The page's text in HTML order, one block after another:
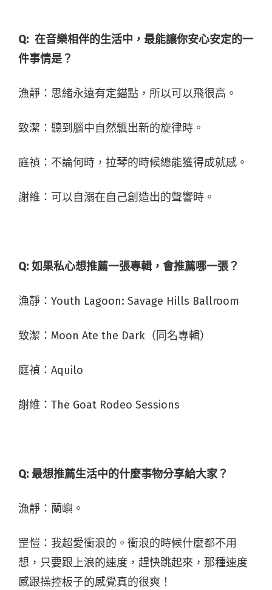
Q: 在音樂相伴的生活中，最能讓你安心安定的一
件事情是？
漁靜：思緒永遠有定錨點，所以可以飛很高。
致潔：聽到腦中自然飄出新的旋律時。
庭禎：不論何時，拉琴的時候總能獲得成就感。
謝維：可以自溺在自己創造出的聲響時。
Q:如果私心想推薦一張專輯，會推薦哪一張？
漁靜： Youth Lagoon: Savage Hills Ballroom
致潔： Moon Ate the Dark （同名專輯）
庭禎： Aquilo
謝維： The Goat Rodeo Sessions
Q:最想推薦生活中的什麼事物分享給大家？
漁靜：蘭嶼。
罡愷：我超愛衝浪的。衝浪的時候什麼都不用
想，只要跟上浪的速度，趕快跳起來，那種速度
感跟操控板子的感覺真的很爽！